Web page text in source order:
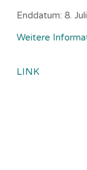
Enddatum: 8.
Weitere
LINK